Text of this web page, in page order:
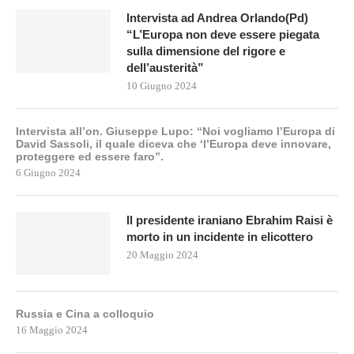
Intervista ad Andrea Orlando(Pd)
“L’Europa non deve essere piegata
sulla dimensione del rigore e
dell’austerità”
10 Giugno 2024
Intervista all’on. Giuseppe Lupo: “Noi vogliamo l’Europa di
David Sassoli, il quale diceva che ‘l’Europa deve innovare,
proteggere ed essere faro”.
6 Giugno 2024
Il presidente iraniano Ebrahim Raisi è
morto in un incidente in elicottero
20 Maggio 2024
Russia e Cina a colloquio
16 Maggio 2024